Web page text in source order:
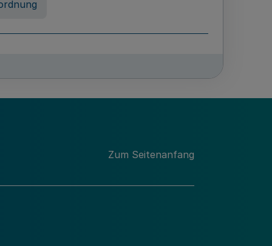
des Landes Nordrhein-
Zum Seitenanfang